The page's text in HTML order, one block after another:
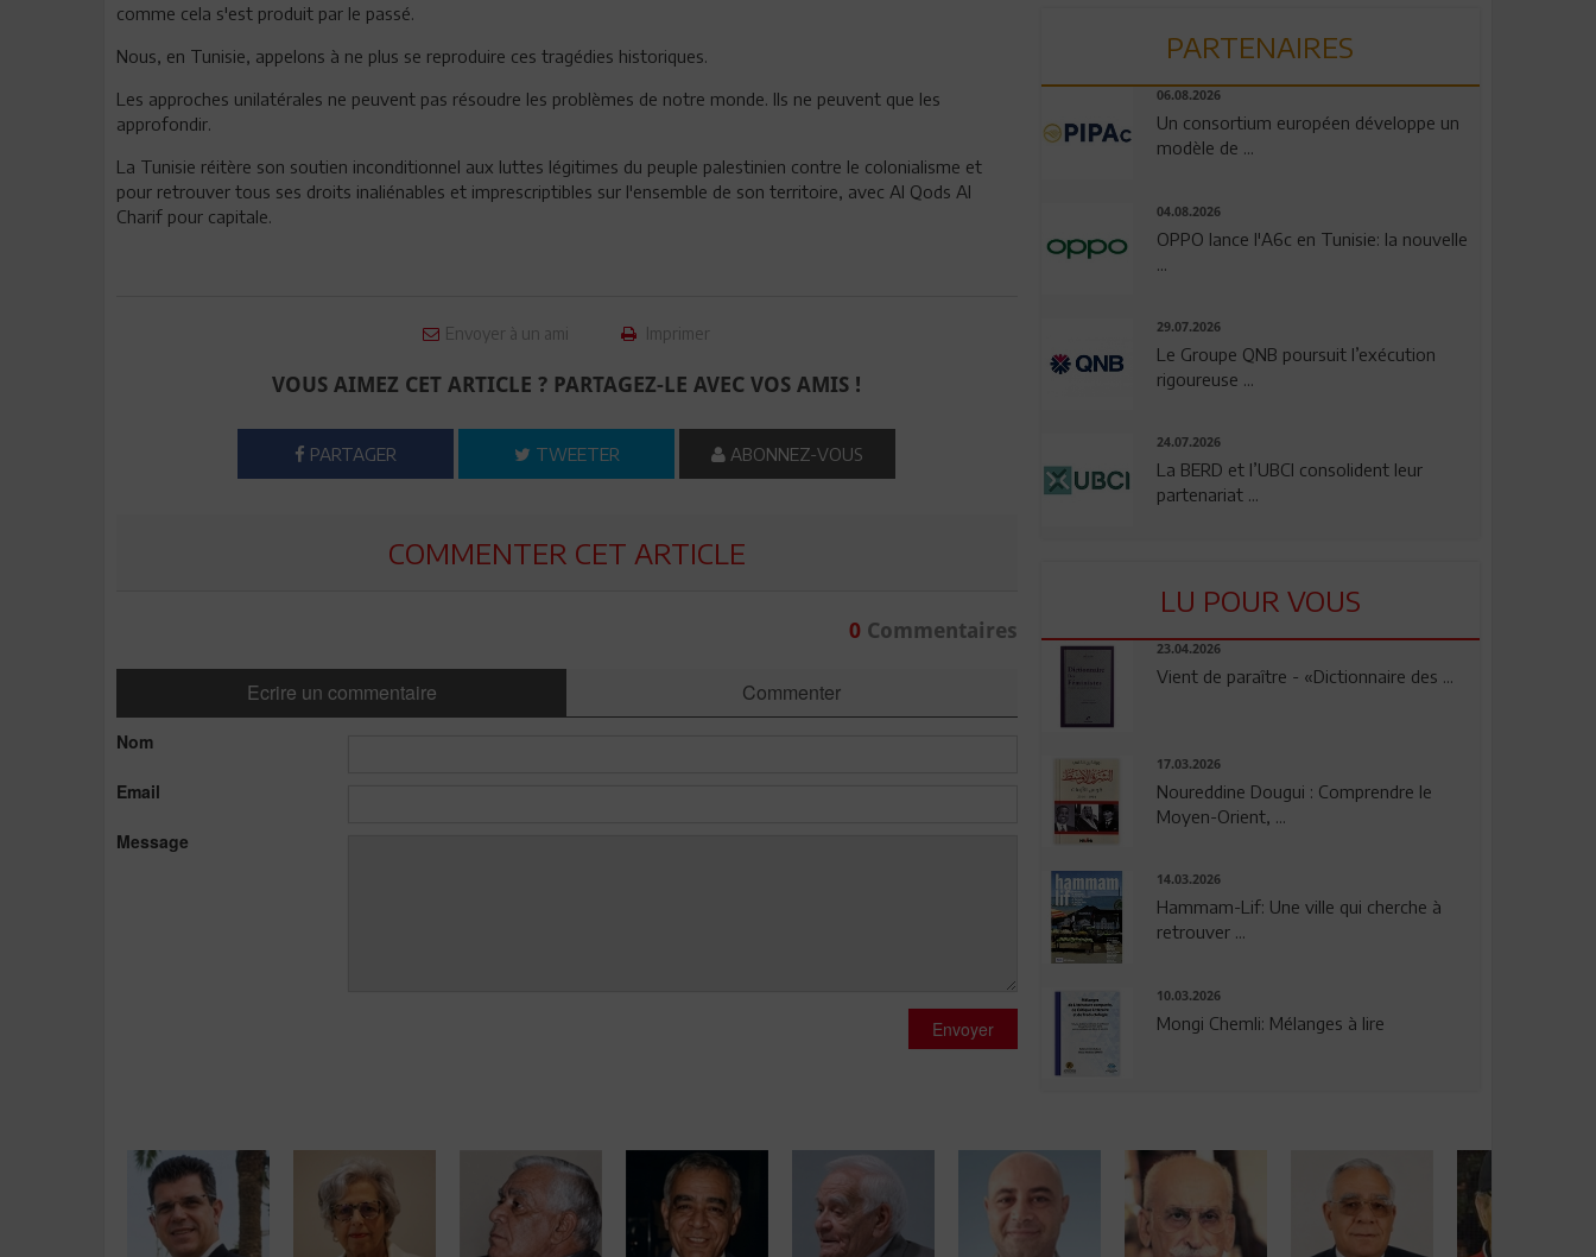
comme cela s'est produit par le passé.
Nous, en Tunisie, appelons à ne plus se reproduire ces tragédies historiques.
Les approches unilatérales ne peuvent pas résoudre les problèmes de notre monde. Ils ne peuvent que les
approfondir.
La Tunisie réitère son soutien inconditionnel aux luttes légitimes du peuple palestinien contre le colonialisme et
pour retrouver tous ses droits inaliénables et imprescriptibles sur l'ensemble de son territoire, avec Al Qods Al
Charif pour capitale.
Envoyer à un ami Imprimer
VOUS AIMEZ CET ARTICLE ? PARTAGEZ-LE AVEC VOS AMIS !
PARTAGER TWEETER ABONNEZ-VOUS
COMMENTER CET ARTICLE
0Commentaires
Ecrire un commentaire Commenter
Nom
Email
Message
Envoyer
PARTENAIRES
06.08.2026
Un consortium européen développe un
modèle de ...
04.08.2026
OPPO lance l'A6c en Tunisie: la nouvelle
...
29.07.2026
Le Groupe QNB poursuit l’exécution
rigoureuse ...
24.07.2026
La BERD et l’UBCI consolident leur
partenariat ...
LU POUR VOUS
23.04.2026
Vient de paraître - «Dictionnaire des ...
17.03.2026
Noureddine Dougui : Comprendre le
Moyen-Orient, ...
14.03.2026
Hammam-Lif: Une ville qui cherche à
retrouver ...
10.03.2026
Mongi Chemli: Mélanges à lire